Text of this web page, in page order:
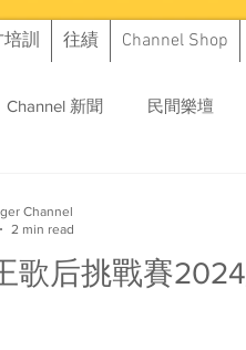
訓 往績 Channel Shop
Channel 新聞 民間樂壇
歌后挑戰賽
Channel
2 min read